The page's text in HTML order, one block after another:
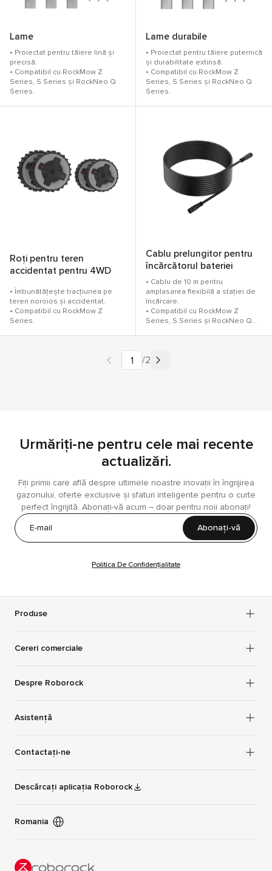
Lame
• Proiectat pentru tăiere lină și
precisă.
• Compatibil cu RockMow Z
Series, S Series și RockNeo Q
Series.
Lame durabile
• Proiectat pentru tăiere puternică
și durabilitate extinsă.
• Compatibil cu RockMow Z
Series, S Series și RockNeo Q
Series.
Roți pentru teren
accidentat pentru 4WD
• Îmbunătățește tracțiunea pe
teren noroios și accidentat.
• Compatibil cu RockMow Z
Series.
Cablu prelungitor pentru
încărcătorul bateriei
• Cablu de 10 m pentru
amplasarea flexibilă a stației de
încărcare.
• Compatibil cu RockMow Z
Series, S Series și RockNeo Q
pagination.jumpTo
/2
pagination.currentPage 1,
Urmăriți-ne pentru cele mai recente
actualizări.
Fiți primii care află despre ultimele noastre inovații în îngrijirea
gazonului, oferte exclusive și sfaturi inteligente pentru o curte
perfect îngrijită. Abonați-vă acum – doar pentru noii abonați!
Abonați-vă
Politica De Confidențialitate
Produse
Cereri comerciale
Despre Roborock
Asistență
Contactați-ne
Descărcați aplicația Roborock
Romania